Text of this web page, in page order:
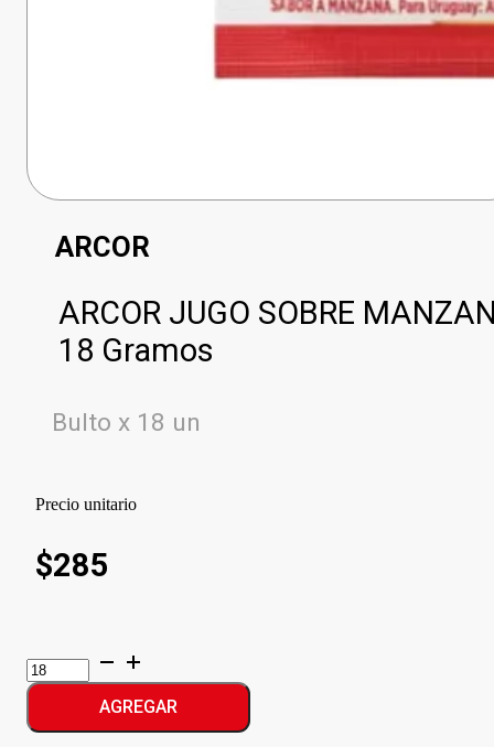
ARCOR
ARCOR JUGO SOBRE
18 Gramos
Bulto x 18 un
Precio unitario
$285
ARCOR
JUGO
SOBRE
MANZANA
cantidad
AGREGAR